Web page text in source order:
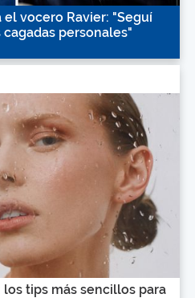
vocero Ravier: "Seguí
personales"
tips más sencillos para